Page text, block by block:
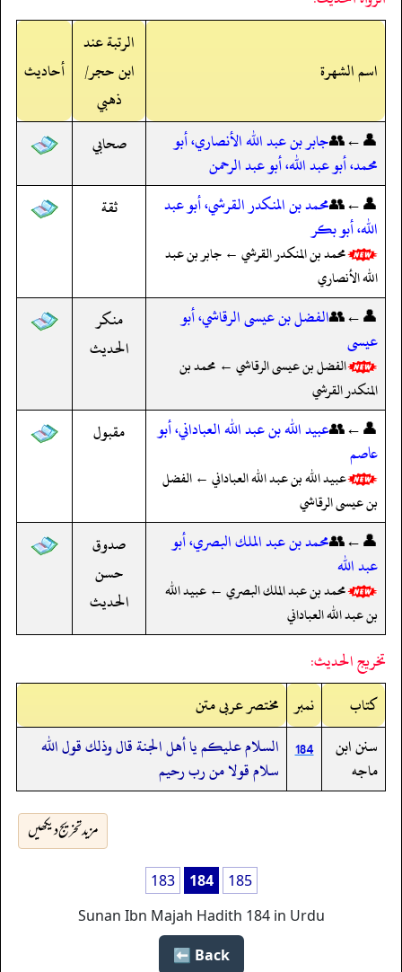
اسم الشهرة
الرتبة عند
ابن حجر/
ذهبي
أحاديث
👤←👥جابر بن عبد الله الأنصاري، أبو
محمد، أبو عبد الله، أبو عبد الرحمن
صحابي
👤←👥محمد بن المنكدر القرشي، أبو عبد
الله، أبو بكر
محمد بن المنكدر القرشي ← جابر بن عبد
الله الأنصاري
ثقة
👤←👥الفضل بن عيسى الرقاشي، أبو
عيسى
الفضل بن عيسى الرقاشي ← محمد بن
المنكدر القرشي
منكر
الحديث
👤←👥عبيد الله بن عبد الله العباداني، أبو
عاصم
عبيد الله بن عبد الله العباداني ← الفضل
بن عيسى الرقاشي
مقبول
👤←👥محمد بن عبد الملك البصري، أبو
عبد الله
محمد بن عبد الملك البصري ← عبيد الله
بن عبد الله العباداني
صدوق
حسن
الحديث
تخريج الحديث:
کتاب
نمبر مختصر عربی متن
سنن ابن
ماجه
184 السلام عليكم يا أهل الجنة قال وذلك قول الله
سلام قولا من رب رحيم
مزید تخریج دیکھیں
183 184
185
Sunan Ibn Majah Hadith 184 in Urdu
Back ⬅️